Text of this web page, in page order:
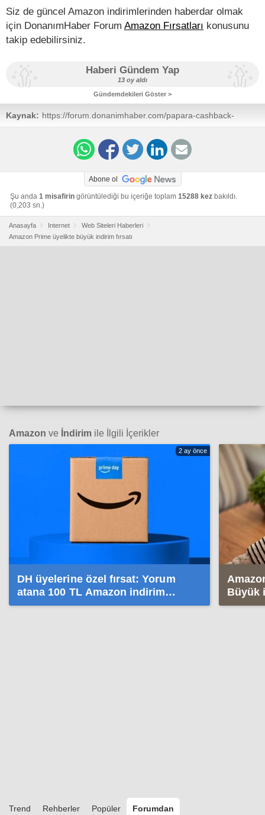
Siz de güncel Amazon indirimlerinden haberdar olmak
için DonanımHaber Forum Amazon Fırsatları konusunu
takip edebilirsiniz.
Haberi Gündem Yap
13 oy aldı
Gündemdekileri Göster >
Kaynak: https://forum.donanimhaber.com/papara-cashback-
amazon-prime--153787312
Abone ol
Şu anda 1 misafirin görüntülediği bu içeriğe toplam 15288 kez bakıldı.
(0,203 sn.)
Anasayfa Internet
Web Siteleri Haberleri
Amazon Prime üyelikte büyük indirim fırsatı
Amazon ve İndirim ile İlgili İçerikler
2 ay önce
DH üyelerine özel fırsat: Yorum
atana 100 TL Amazon indirim
kuponu hediye
Büyük
eriyor
Trend Rehberler Popüler Forumdan